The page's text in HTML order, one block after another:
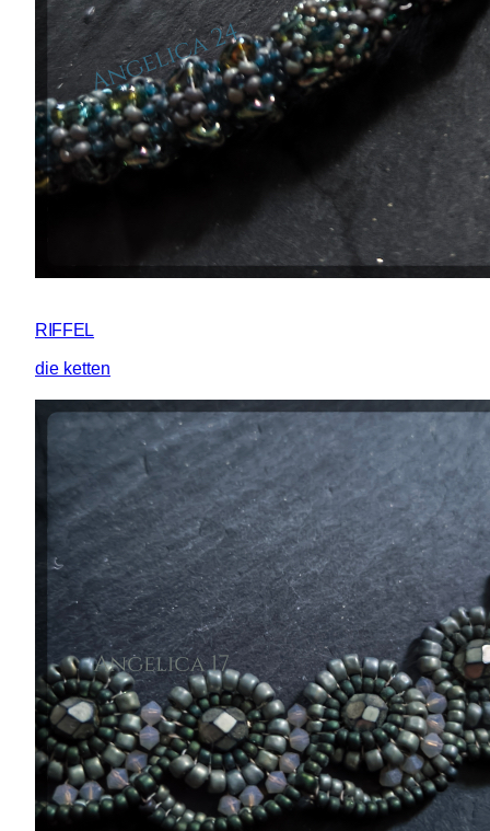
RIFFEL
die ketten